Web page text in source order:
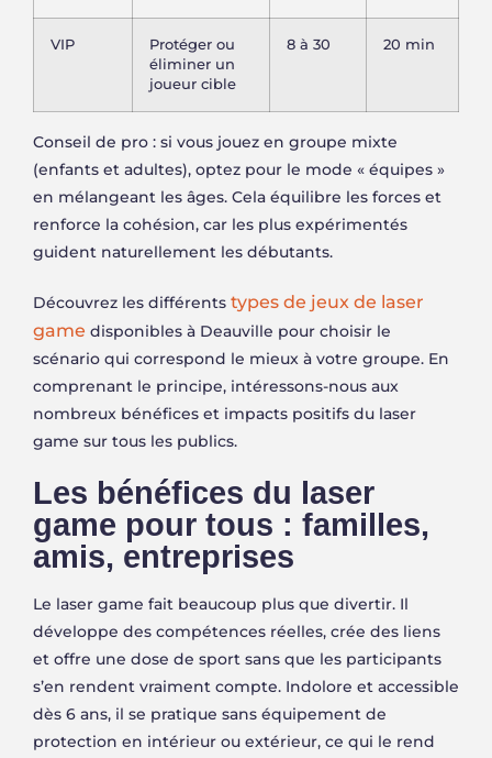
VIP
Protéger ou
éliminer un
joueur cible
8 à 30 20 min
Conseil de pro : si vous jouez en groupe mixte
(enfants et adultes), optez pour le mode « équipes »
en mélangeant les âges. Cela équilibre les forces et
renforce la cohésion, car les plus expérimentés
guident naturellement les débutants.
Découvrez les différents types de jeux de laser
game disponibles à Deauville pour choisir le
scénario qui correspond le mieux à votre groupe. En
comprenant le principe, intéressons-nous aux
nombreux bénéfices et impacts positifs du laser
game sur tous les publics.
Les bénéfices du laser
game pour tous : familles,
amis, entreprises
Le laser game fait beaucoup plus que divertir. Il
développe des compétences réelles, crée des liens
et offre une dose de sport sans que les participants
s’en rendent vraiment compte. Indolore et accessible
dès 6 ans, il se pratique sans équipement de
protection en intérieur ou extérieur, ce qui le rend